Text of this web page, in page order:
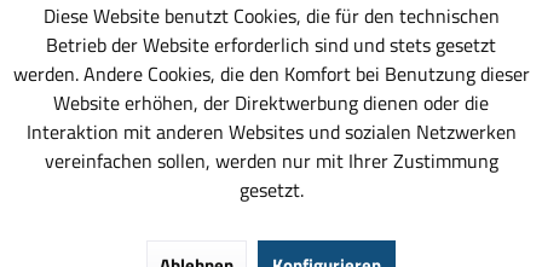
Diese Website benutzt Cookies, die für den technischen
Betrieb der Website erforderlich sind und stets gesetzt
werden. Andere Cookies, die den Komfort bei Benutzung dieser
Website erhöhen, der Direktwerbung dienen oder die
Interaktion mit anderen Websites und sozialen Netzwerken
vereinfachen sollen, werden nur mit Ihrer Zustimmung
gesetzt.